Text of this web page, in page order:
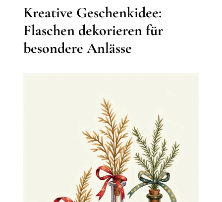
Kreative Geschenkidee:
Flaschen dekorieren für
besondere Anlässe